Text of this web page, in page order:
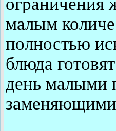
малым
полностью
блюда
день малыми